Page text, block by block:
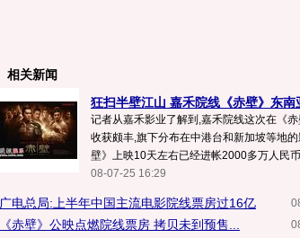
相关新闻
狂扫半壁江山 嘉禾院线《赤壁》东南
记者从嘉禾影业了解到,嘉禾院线这次在《
收获颇丰,旗下分布在中港台和新加坡等地
壁》上映10天左右已经进帐2000多万人民
08-07-25 16:29
广电总局:上半年中国主流电影院线票房过16亿
《赤壁》公映点燃院线票房 拷贝未到预售...